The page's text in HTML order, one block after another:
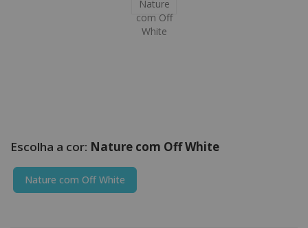
Nature com Off White
Nature com Off White